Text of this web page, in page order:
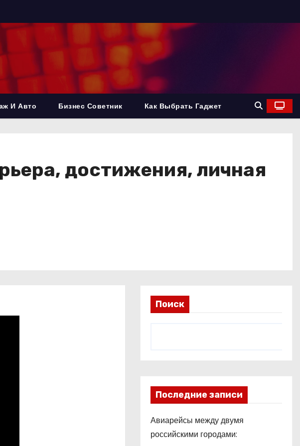
И Авто Бизнес Советник Как Выбрать Гаджет
достижения, личная
Поиск
Последние записи
Авиарейсы между двумя
российскими городами: